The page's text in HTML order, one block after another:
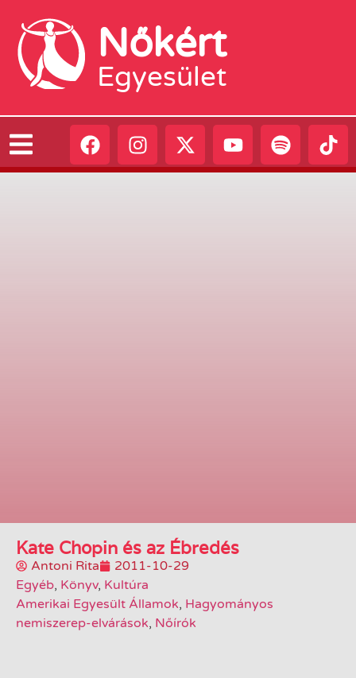
Nőkért
Egyesület
Kate Chopin és az Ébredés
Antoni Rita
2011-10-29
Egyéb, Könyv, Kultúra
Amerikai Egyesült Államok, Hagyományos
nemiszerep-elvárások, Nőírók